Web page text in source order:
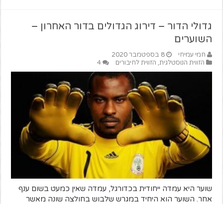
גדולי הדור – דירוג הגדולים בדור האחרון –
השוערים
חמי עמיחי
8 בספטמבר 2020
הזווית הנוסטלגית, הזווית לחיבורים 4
שוער היא עמדה ייחודית בכדורגל, עמדה שאין כמעט בשום ענף
אחר. השוער הוא היחיד במגרש שלבוש בחולצה שונה מאשר